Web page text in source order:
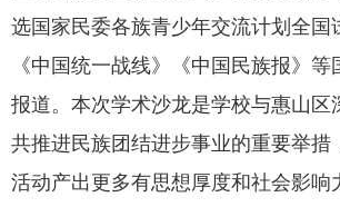
选国家民委各族青少年交流计划全国
《中国统一战线》《中国民族报》
报道。本次学术沙龙是学校与惠山区
共推进民族团结进步事业的重要举措
活动产出更多有思想厚度和社会影响